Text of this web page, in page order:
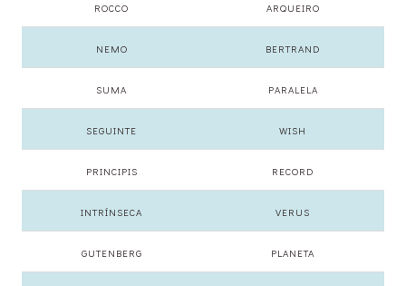
ROCCO ARQUEIRO
NEMO BERTRAND
SUMA PARALELA
SEGUINTE WISH
PRINCIPIS RECORD
INTRÍNSECA VERUS
GUTENBERG PLANETA